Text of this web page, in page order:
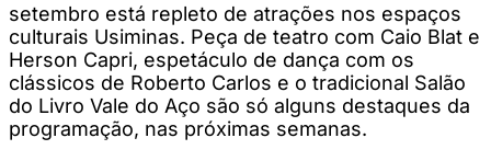
setembro está repleto de atrações nos espaços
culturais Usiminas. Peça de teatro com Caio Blat e
Herson Capri, espetáculo de dança com os
clássicos de Roberto Carlos e o tradicional Salão
do Livro Vale do Aço são só alguns destaques da
programação, nas próximas semanas.